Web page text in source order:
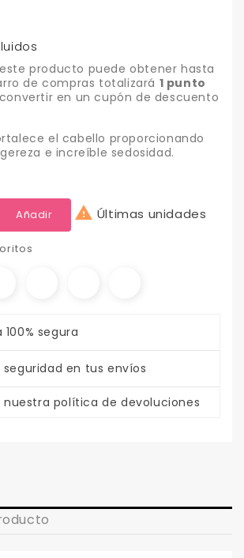
producto puede obtener hasta
de compras totalizará 1 punto
en un cupón de descuento
el cabello proporcionando
e increíble sedosidad.
Añadir  Últimas unidades
segura
seguridad en tus envíos
nuestra política de devoluciones